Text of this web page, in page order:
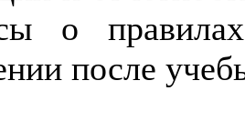
о
после